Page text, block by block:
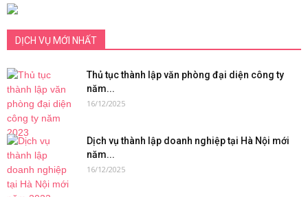
DỊCH VỤ MỚI NHẤT
Thủ tục thành lập văn phòng đại diện công ty
năm...
16/12/2025
Dịch vụ thành lập doanh nghiệp tại Hà Nội mới
năm...
16/12/2025